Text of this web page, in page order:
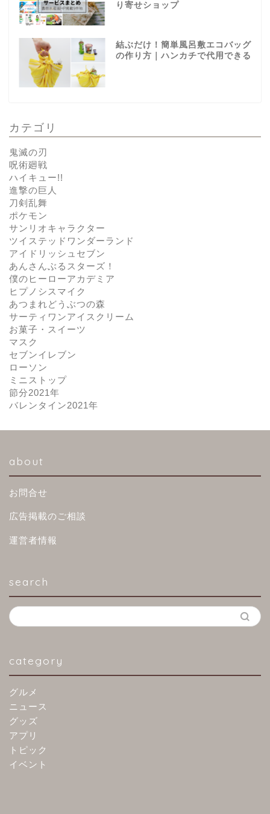
り寄せショップ
結ぶだけ！簡単風呂敷エコバッグ
の作り方｜ハンカチで代用できる
カテゴリ
鬼滅の刃
呪術廻戦
ハイキュー!!
進撃の巨人
刀剣乱舞
ポケモン
サンリオキャラクター
ツイステッドワンダーランド
アイドリッシュセブン
あんさんぶるスターズ！
僕のヒーローアカデミア
ヒプノシスマイク
あつまれどうぶつの森
サーティワンアイスクリーム
お菓子・スイーツ
マスク
セブンイレブン
ローソン
ミニストップ
節分2021年
バレンタイン2021年
about
お問合せ
広告掲載のご相談
運営者情報
search
category
グルメ
ニュース
グッズ
アプリ
トピック
イベント